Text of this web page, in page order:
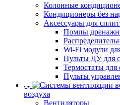
Колонные
Кондиционеры без
Аксессуары для
Помпы
Wi-Fi модули
Пульты ДУ для
Термостаты для
Пульты
воздуха
Вентиляторы